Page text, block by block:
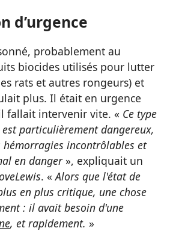
d’urgence
probablement au
biocides utilisés pour lutter
rats et autres rongeurs) et
plus. Il était en urgence
fallait intervenir vite. « Ce type
particulièrement dangereux,
incontrôlables et
en danger», expliquait un
. «Alors que l'état de
en plus critique, une chose
: il avait besoin d'une
, et rapidement. »